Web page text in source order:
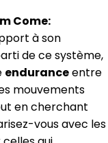
Come:
à son
de ce système,
enduranceentre
mouvements
en cherchant
vous avec les